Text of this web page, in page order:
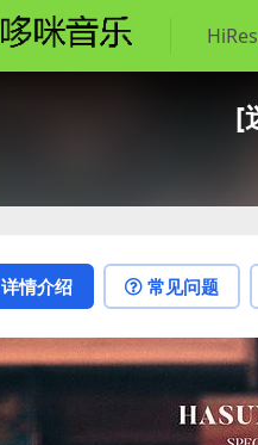
[
详情介绍 常见问题